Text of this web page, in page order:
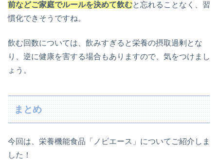
前などご家庭でルールを決めて飲むと忘れることなく、習
慣化できそうですね。
飲む回数については、飲みすぎると栄養の摂取過剰とな
り、逆に健康を害する場合もありますので、気をつけまし
ょう。
まとめ
今回は、栄養機能食品「ノビエース」についてご紹介しま
した！